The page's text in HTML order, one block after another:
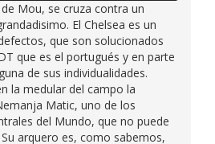
Mou, se cruza contra un
El Chelsea es un
que son solucionados
que es el portugués y en parte
de sus individualidades.
la medular del campo la
Matic, uno de los
del Mundo, que no puede
arquero es, como sabemos,